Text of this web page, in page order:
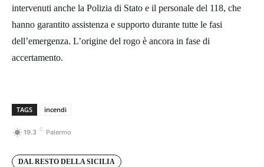
intervenuti anche la Polizia di Stato e il personale del 118, che
hanno garantito assistenza e supporto durante tutte le fasi
dell’emergenza. L’origine del rogo è ancora in fase di
accertamento.
TAGS incendi
19.3 C Palermo
DAL RESTO DELLA SICILIA